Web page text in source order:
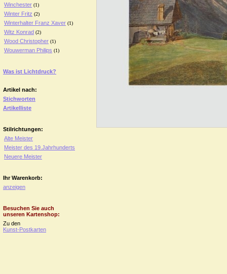
Winchester (1)
Winter Fritz (2)
Winterhalter Franz Xaver (1)
Witz Konrad (2)
Wood Christopher (1)
Wouwerman Philips (1)
Was ist Lichtdruck?
Artikel nach:
Stichworten
Artikelliste
Stilrichtungen:
Alte Meister
Meister des 19.Jahrhunderts
Neuere Meister
Ihr Warenkorb:
anzeigen
Besuchen Sie auch
unseren Kartenshop:
Zu den
Kunst-Postkarten